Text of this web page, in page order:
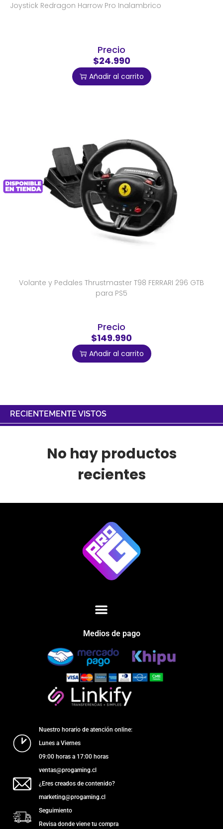
Joystick Redragon Harrow Pro Inalambrico
Precio
$24.990
Añadir al carrito
Volante y Pedales Thrustmaster T98 FERRARI 296 GTB
para PS5
Precio
$149.990
Añadir al carrito
RECIENTEMENTE VISTOS
No hay productos
recientes
Medios de pago
Nuestro horario de atención online:
Lunes a Viernes
09:00 horas a 17:00 horas
ventas@progaming.cl
¿Eres creados de contenido?
marketing@progaming.cl
Seguimiento
Revisa donde viene tu compra